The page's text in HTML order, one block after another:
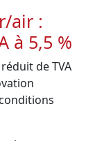
air :
à 5,5 %
de TVA